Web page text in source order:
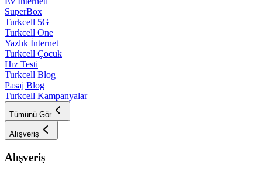
SuperBox
Turkcell 5G
Turkcell One
Yazlık İnternet
Turkcell Çocuk
Hız Testi
Turkcell Blog
Pasaj Blog
Turkcell Kampanyalar
Tümünü Gör
Alışveriş
Alışveriş